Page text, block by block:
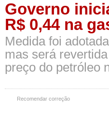
Governo
R$ 0,44 na
Medida foi
mas será
preço do petróleo
Recomendar correção